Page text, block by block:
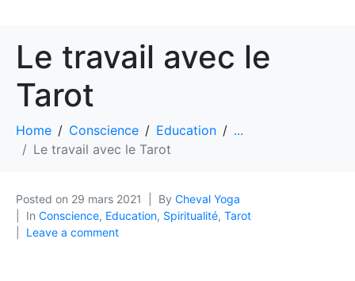
Le travail avec le
Tarot
Home Conscience Education
...
Le travail avec le Tarot
Posted on 29 mars 2021 By Cheval Yoga
In Conscience, Education, Spiritualité, Tarot
Leave a comment